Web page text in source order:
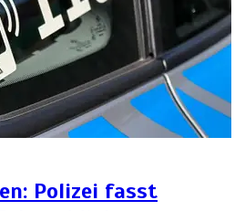
Polizei fasst